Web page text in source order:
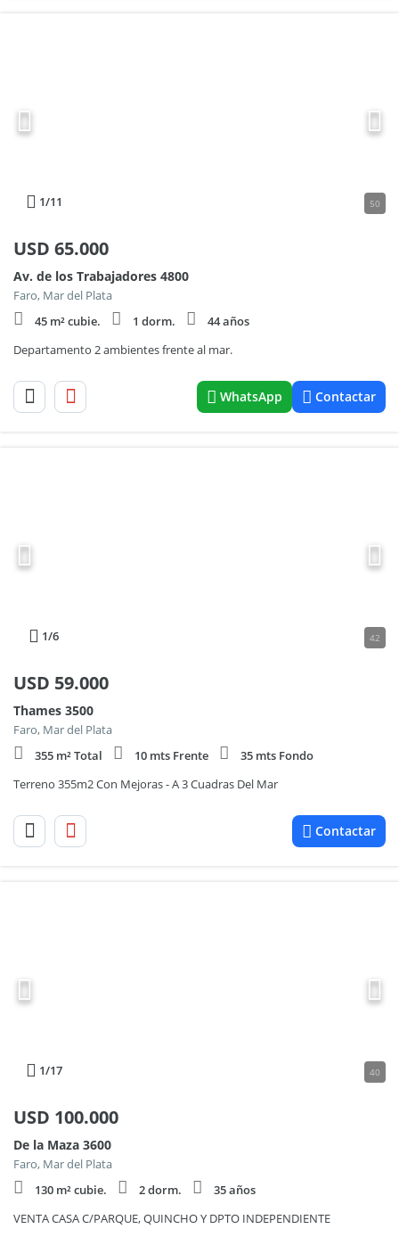
1/11 50
USD 65.000
Av. de los Trabajadores 4800
Faro, Mar del Plata
45 m² cubie.
1 dorm.
44 años
Departamento 2 ambientes frente al mar.
WhatsApp Contactar
1/6 42
USD 59.000
Thames 3500
Faro, Mar del Plata
355 m² Total
10 mts Frente
35 mts Fondo
Terreno 355m2 Con Mejoras - A 3 Cuadras Del Mar
Contactar
1/17 40
USD 100.000
De la Maza 3600
Faro, Mar del Plata
130 m² cubie.
2 dorm.
35 años
VENTA CASA C/PARQUE, QUINCHO Y DPTO INDEPENDIENTE